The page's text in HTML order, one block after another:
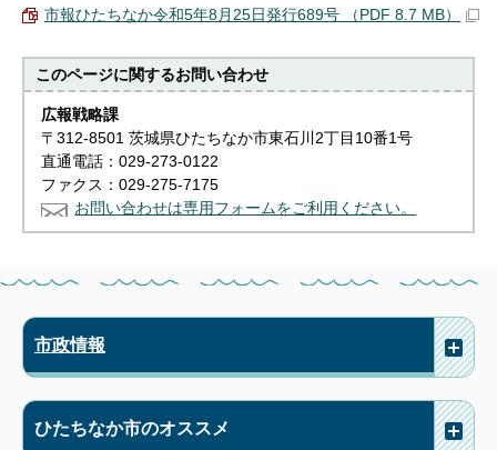
市報ひたちなか令和5年8月25日発行689号 （PDF 8.7 MB）
このページに関するお問い合わせ
広報戦略課
〒312-8501 茨城県ひたちなか市東石川2丁目10番1号
直通電話：029-273-0122
ファクス：029-275-7175
お問い合わせは専用フォームをご利用ください。
市政情報
ひたちなか市のオススメ